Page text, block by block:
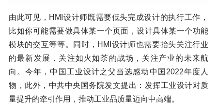
由此可见，HMI设计师既需要低头完成设计的执行工作，
比如你可能需要做具体某一个页面，设计具体某一个功能
模块的交互等等。同时，HMI设计师也需要抬头关注行业
的最新发展，关注如火如荼的战场，关注产业的未来航
向。今年，中国工业设计之父当选感动中国2022年度人
物，此外，中共中央国务院发文提出：发挥工业设计对质
量提升的牵引作用，推动工业品质量迈向中高端。